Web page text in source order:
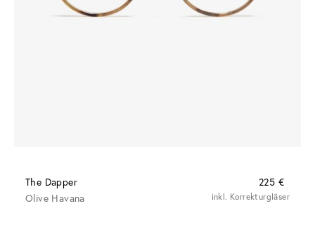
The Dapper
225 €
Olive Havana
inkl. Korrekturgläser